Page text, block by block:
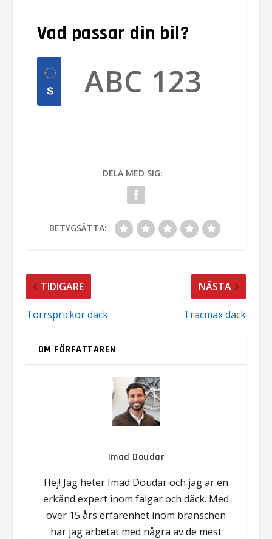
Vad passar din bil?
DELA MED SIG:
BETYGSÄTTA:
TIDIGARE
Torrsprickor däck
NÄSTA
Tracmax däck
OM FÖRFATTAREN
Imad Doudar
Hej! Jag heter Imad Doudar och jag är en
erkänd expert inom fälgar och däck. Med
över 15 års erfarenhet inom branschen
har jag arbetat med några av de mest